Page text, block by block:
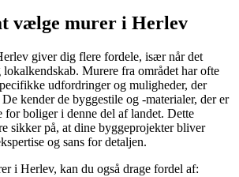
vælge murer i Herlev
giver dig flere fordele, især når det
Murere fra området har ofte
udfordringer og muligheder, der
kender de byggestile og -materialer, der er
for boliger i denne del af landet. Dette
sikker på, at dine byggeprojekter bliver
og sans for detaljen.
i Herlev, kan du også drage fordel af: